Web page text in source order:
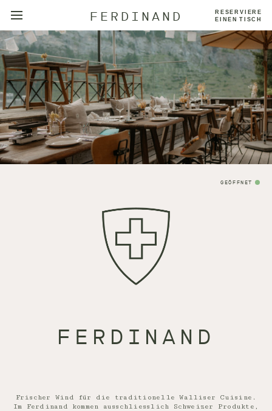
FERDINAND
RESERVIERE
EINEN TISCH
GEÖFFNET
FERDINAND
Frischer Wind für die traditionelle Walliser Cuisine.
Im Ferdinand kommen ausschliesslich Schweizer Produkte,